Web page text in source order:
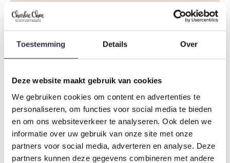
Toestemming Details Over
Deze website maakt gebruik van cookies
We gebruiken cookies om content en advertenties te
personaliseren, om functies voor social media te bieden
en om ons websiteverkeer te analyseren. Ook delen we
informatie over uw gebruik van onze site met onze
partners voor social media, adverteren en analyse. Deze
partners kunnen deze gegevens combineren met andere